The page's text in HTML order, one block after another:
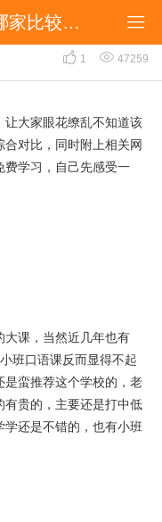

杭州英语口语培训班哪家比较好？
比较好？
 1  47259
大家眼花缭乱不知道该
对比，同时附上相关网
费学习，自己先感受一
课，当然近几年也有
班口语课反而显得不起
是蛮推荐这个学校的，老
贵的，主要还是打中低
还是不错的，也有小班